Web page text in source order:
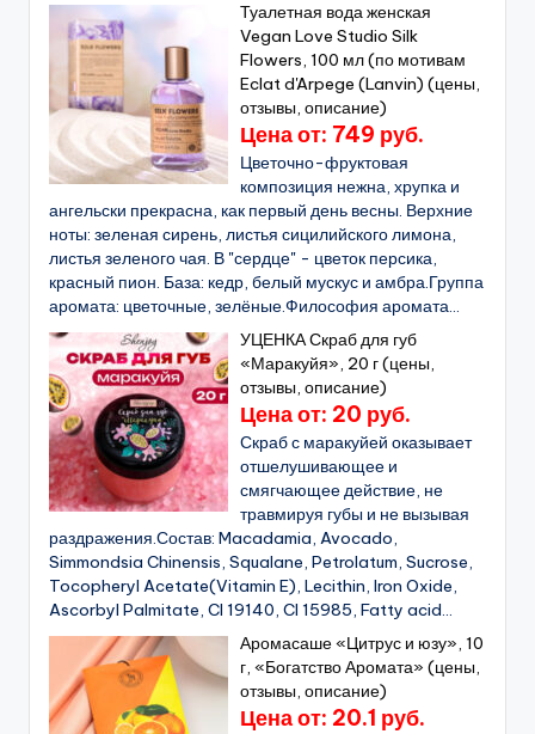
Туалетная вода женская
Vegan Love Studio Silk
Flowers, 100 мл (по мотивам
Eclat d'Arpege (Lanvin) (цены,
отзывы, описание)
Цена от: 749 руб.
Цветочно-фруктовая
композиция нежна, хрупка и
ангельски прекрасна, как первый день весны. Верхние
ноты: зеленая сирень, листья сицилийского лимона,
листья зеленого чая. В "сердце" - цветок персика,
красный пион. База: кедр, белый мускус и амбра.Группа
аромата: цветочные, зелёные.Философия аромата...
УЦЕНКА Скраб для губ
«Маракуйя», 20 г (цены,
отзывы, описание)
Цена от: 20 руб.
Скраб с маракуйей оказывает
отшелушивающее и
смягчающее действие, не
травмируя губы и не вызывая
раздражения.Состав: Macadamia, Avocado,
Simmondsia Chinensis, Squalane, Petrolatum, Sucrose,
Tocopheryl Acetate(Vitamin E), Lecithin, Iron Oxide,
Ascorbyl Palmitate, CI 19140, CI 15985, Fatty acid...
Аромасаше «Цитрус и юзу», 10
г, «Богатство Аромата» (цены,
отзывы, описание)
Цена от: 20.1 руб.